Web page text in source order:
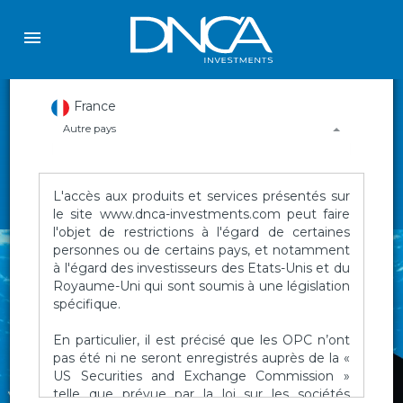
France
Autre pays
L'accès aux produits et services présentés sur
le site www.dnca-investments.com peut faire
l'objet de restrictions à l'égard de certaines
personnes ou de certains pays, et notamment
à l'égard des investisseurs des Etats-Unis et du
Royaume-Uni qui sont soumis à une législation
spécifique.
En particulier, il est précisé que les OPC n’ont
pas été ni ne seront enregistrés auprès de la «
US Securities and Exchange Commission »
telle que prévue par la loi sur les sociétés